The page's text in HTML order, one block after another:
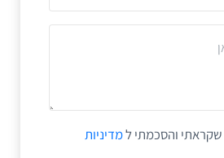
והסכמתי למדיניות